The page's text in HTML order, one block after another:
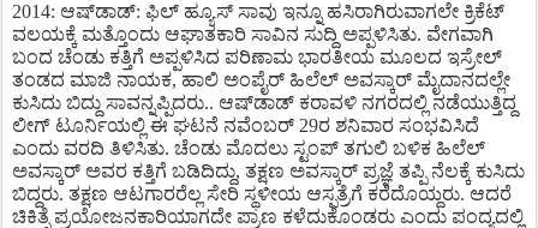
2014: ಆಷ್​ಡಾಡ್: ಫಿಲ್ ಹ್ಯೂಸ್ ಸಾವು ಇನ್ನೂ ಹಸಿರಾಗಿರುವಾಗಲೇ ಕ್ರಿಕೆಟ್
ವಲಯಕ್ಕೆ ಮತ್ತೊಂದು ಆಘಾತಕಾರಿ ಸಾವಿನ ಸುದ್ದಿ ಅಪ್ಪಳಿಸಿತು. ವೇಗವಾಗಿ
ಬಂದ ಚೆಂಡು ಕತ್ತಿಗೆ ಅಪ್ಪಳಿಸಿದ ಪರಿಣಾಮ ಭಾರತೀಯ ಮೂಲದ ಇಸ್ರೇಲ್
ತಂಡದ ಮಾಜಿ ನಾಯಕ, ಹಾಲಿ ಅಂಪೈರ್ ಹಿಲೆಲ್ ಅವಸ್ಕಾರ್ ಮೈದಾನದಲ್ಲೇ
ಕುಸಿದು ಬಿದ್ದು ಸಾವನ್ನಪ್ಪಿದರು.. ಆಷ್​ಡಾಡ್ ಕರಾವಳಿ ನಗರದಲ್ಲಿ ನಡೆಯುತ್ತಿದ್ದ
ಲೀಗ್ ಟೂರ್ನಿಯಲ್ಲಿ ಈ ಘಟನೆ ನವೆಂಬರ್ 29ರ ಶನಿವಾರ ಸಂಭವಿಸಿದೆ
ಎಂದು ವರದಿ ತಿಳಿಸಿತು. ಚೆಂಡು ಮೊದಲು ಸ್ಟಂಪ್ ತಗುಲಿ ಬಳಿಕ ಹಿಲೆಲ್
ಅವಸ್ಕಾರ್ ಅವರ ಕತ್ತಿಗೆ ಬಡಿದಿದ್ದು, ತಕ್ಷಣ ಅವಸ್ಕಾರ್ ಪ್ರಜ್ಞೆ ತಪ್ಪಿ ನೆಲಕ್ಕೆ ಕುಸಿದು
ಬಿದ್ದರು. ತಕ್ಷಣ ಆಟಗಾರರೆಲ್ಲ ಸೇರಿ ಸ್ಥಳೀಯ ಆಸ್ಪತ್ರೆಗೆ ಕರೆದೊಯ್ದರು. ಆದರೆ
ಚಿಕಿತ್ಸೆ ಪ್ರಯೋಜನಕಾರಿಯಾಗದೇ ಪ್ರಾಣ ಕಳೆದುಕೊಂಡರು ಎಂದು ಪಂದ್ಯದಲ್ಲಿ